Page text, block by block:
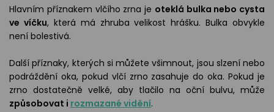
Hlavním příznakem vlčího zrna je oteklá bulka nebo cysta
ve víčku, která má zhruba velikost hrášku. Bulka obvykle
není bolestivá.
Další příznaky, kterých si můžete všimnout, jsou slzení nebo
podráždění oka, pokud vlčí zrno zasahuje do oka. Pokud je
zrno dostatečně velké, aby tlačilo na oční bulvu, může
způsobovat i rozmazané vidění.